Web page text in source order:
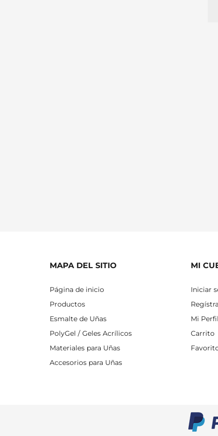
MAPA DEL SITIO
Página de inicio
Productos
Esmalte de Uñas
PolyGel / Geles Acrílicos
Materiales para Uñas
Accesorios para Uñas
MI
Iniciar
Mi Perfil
Carrito